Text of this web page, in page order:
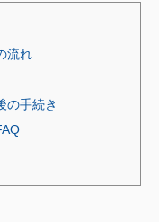
流れ
の手続き